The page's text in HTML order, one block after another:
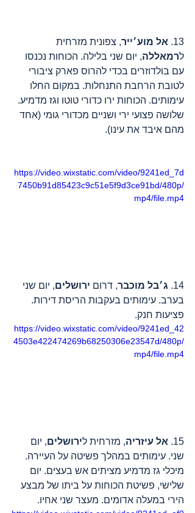
13. אל מוע׳ייר, צפונית מזרחית
לרמאללה, יום שני בלילה. הכוחות נכנסו
עם בולדוזרים בכדי להרוס פארק ציבורי
לטובת הרחבת התנחלות. במקום החלו
עימותים. הכוחות ירו כדורי טוטו וגז מדמיע.
שלושה פצועי ירי ושניים מכדורי גומי (אחד
מהם איבד את עינו).
https://video.wixstatic.com/video/9241ed_7d
7450b91d85423c9c51e5f9d3ce91bd/480p/
mp4/file.mp4
14. ג׳בל מוכבר, דרום ירושלים, יום שני
בערב. עימותים בעקבות הריסת דירות.
פציעות חנק.
https://video.wixstatic.com/video/9241ed_42
4503e422474269b68250306e23547d/480p/
mp4/file.mp4
15. אל עיזריה, מזרחית לירושלים, יום
שני. עימותים במהלך פשיטה על העיירה.
מיכלי גז מדמיע מציתים אש בעצים. יום
שלישי, פשיטת הכוחות על ביתו של מבצע
הירי במעלה אדומים. מעצר שני אחיו.